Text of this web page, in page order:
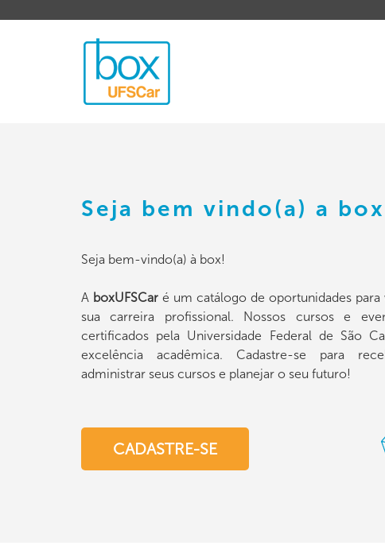
Seja bem vindo(a) a
Seja bem-vindo(a) à box!
A boxUFSCar é um catálogo de oportunidades
sua carreira profissional. Nossos cursos e
certificados pela Universidade Federal de São
excelência acadêmica. Cadastre-se para
administrar seus cursos e planejar o seu futuro!
CADASTRE-SE